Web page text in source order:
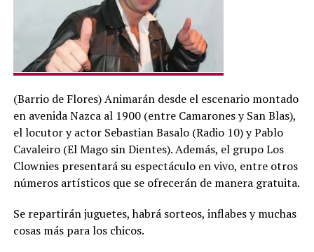
(Barrio de Flores) Animarán desde el escenario montado
en avenida Nazca al 1900 (entre Camarones y San Blas),
el locutor y actor Sebastian Basalo (Radio 10) y Pablo
Cavaleiro (El Mago sin Dientes). Además, el grupo Los
Clownies presentará su espectáculo en vivo, entre otros
números artísticos que se ofrecerán de manera gratuita.
Se repartirán juguetes, habrá sorteos, inflabes y muchas
cosas más para los chicos.